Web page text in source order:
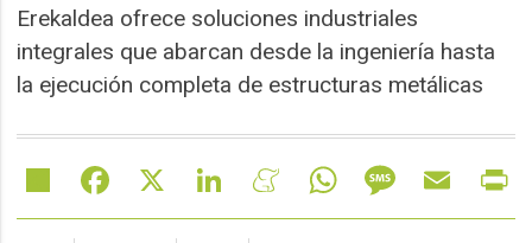
Erekaldea ofrece soluciones industriales
integrales que abarcan desde la ingeniería hasta
la ejecución completa de estructuras metálicas
Share Facebook LinkedIn MeneameWhatsAppMessageEmail